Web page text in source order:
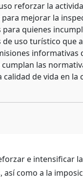
reforzar la
mejorar la
quienes
uso turístico que
informativas
las
de vida en la
e intensificar
como a la